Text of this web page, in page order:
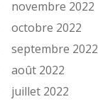
novembre 2022
octobre 2022
septembre 2022
août 2022
juillet 2022